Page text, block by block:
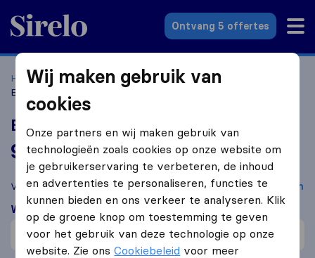
Sirelo.nl
Ontvang 5 offertes
Home Verhuisbedrijven
Verhuisbedrijven Amsterdam
Brenger
Brenger
9,4 gebaseerd op 6813
Sirelo en Google reviews
i
Vergelijk Brenger met andereverhuisbedrijvenuitAmsterdam
Wat klanten zeggen
Afspraken niet nakomen (1)
Wij maken gebruik van
cookies
Onze partners en wij maken gebruik van
technologieën zoals cookies op onze website om
je gebruikerservaring te verbeteren, de inhoud
en advertenties te personaliseren, functies te
kunnen bieden en ons verkeer te analyseren. Klik
op de groene knop om toestemming te geven
voor het gebruik van deze technologie op onze
website. Zie onsCookiebeleid voor meer